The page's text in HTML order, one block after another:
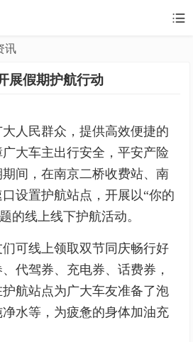

讯
展假期护航行动
民群众，提供高效便捷的
大车主出行安全，平安产险
间，在南京二桥收费站、南
设置护航站点，开展以“你的
的线上线下护航活动。
线上领取双节同庆畅行好
代驾券、充电券、话费券，
航站点为广大车友准备了泡
水等，为疲惫的身体加油充